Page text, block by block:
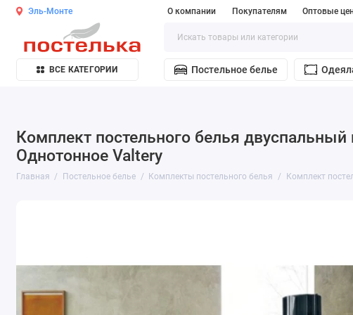
Эль-Монте О компании Покупателям Оптовые
ВСЕ КАТЕГОРИИ Постельное белье
Комплект постельного белья
Однотонное Valtery
Главная Постельное белье Комплекты постельного белья Комплект